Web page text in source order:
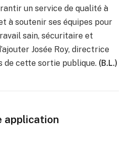
un service de qualité à
à soutenir ses équipes pour
sain, sécuritaire et
Josée Roy, directrice
de cette sortie publique. (B.L.)
application